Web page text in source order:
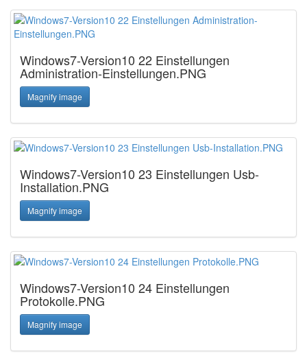
Windows7-Version10 22 Einstellungen
Administration-Einstellungen.PNG
Magnify image
Windows7-Version10 23 Einstellungen Usb-
Installation.PNG
Magnify image
Windows7-Version10 24 Einstellungen
Protokolle.PNG
Magnify image